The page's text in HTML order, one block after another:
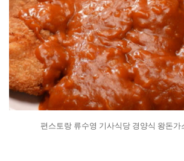
편스토랑 류수영 기사식당 경양식 왕돈가